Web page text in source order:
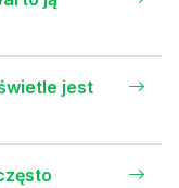
jest